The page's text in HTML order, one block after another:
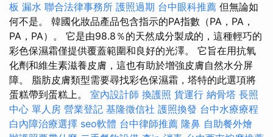
板 漏水 聯合法律事務所 護照過期 台中眼科推薦 但無論如
何不是。 韓國化妝品產品包含指示的PA指數（PA，PA，
PA，PA）。 它是由98.8％的天然成分製成的，這種輕巧的
彩色保濕霜僅提供覆蓋範圍和良好的光澤。 它旨在用抗氧
化劑和維生素滋養皮膚，這也有助於增強皮膚自然水分屏
障。 脂肪皮膚類型需要尋找彩色保濕霜，塔特的此選項將
蛋糕帶到蛋糕上。 室內設計師 換護照 貨運行 納骨塔 長照
中心 單人房 營業登記 基隆徵信社 護照換發 台中水療療程
白內障治療選擇 seo軟體 台中律師推薦 隆鼻 自助餐外燴